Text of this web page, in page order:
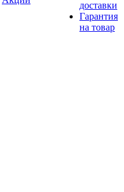
доставки
Гарантия
на товар